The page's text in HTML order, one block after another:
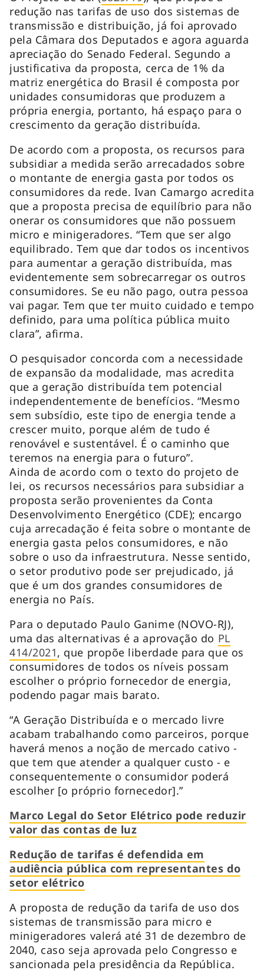
redução nas tarifas de uso dos sistemas de
transmissão e distribuição, já foi aprovado
pela Câmara dos Deputados e agora aguarda
apreciação do Senado Federal. Segundo a
justificativa da proposta, cerca de 1% da
matriz energética do Brasil é composta por
unidades consumidoras que produzem a
própria energia, portanto, há espaço para o
crescimento da geração distribuída.
De acordo com a proposta, os recursos para
subsidiar a medida serão arrecadados sobre
o montante de energia gasta por todos os
consumidores da rede. Ivan Camargo acredita
que a proposta precisa de equilíbrio para não
onerar os consumidores que não possuem
micro e minigeradores. “Tem que ser algo
equilibrado. Tem que dar todos os incentivos
para aumentar a geração distribuída, mas
evidentemente sem sobrecarregar os outros
consumidores. Se eu não pago, outra pessoa
vai pagar. Tem que ter muito cuidado e tempo
definido, para uma política pública muito
clara”, afirma.
O pesquisador concorda com a necessidade
de expansão da modalidade, mas acredita
que a geração distribuída tem potencial
independentemente de benefícios. “Mesmo
sem subsídio, este tipo de energia tende a
crescer muito, porque além de tudo é
renovável e sustentável. É o caminho que
teremos na energia para o futuro”.
Ainda de acordo com o texto do projeto de
lei, os recursos necessários para subsidiar a
proposta serão provenientes da Conta
Desenvolvimento Energético (CDE); encargo
cuja arrecadação é feita sobre o montante de
energia gasta pelos consumidores, e não
sobre o uso da infraestrutura. Nesse sentido,
o setor produtivo pode ser prejudicado, já
que é um dos grandes consumidores de
energia no País.
Para o deputado Paulo Ganime (NOVO-RJ),
uma das alternativas é a aprovação do PL
414/2021, que propõe liberdade para que os
consumidores de todos os níveis possam
escolher o próprio fornecedor de energia,
podendo pagar mais barato.
“A Geração Distribuída e o mercado livre
acabam trabalhando como parceiros, porque
haverá menos a noção de mercado cativo -
que tem que atender a qualquer custo - e
consequentemente o consumidor poderá
escolher [o próprio fornecedor].”
Marco Legal do Setor Elétrico pode reduzir
valor das contas de luz
Redução de tarifas é defendida em
audiência pública com representantes do
setor elétrico
A proposta de redução da tarifa de uso dos
sistemas de transmissão para micro e
minigeradores valerá até 31 de dezembro de
2040, caso seja aprovada pelo Congresso e
sancionada pela presidência da República.